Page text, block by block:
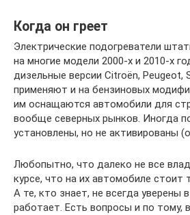
Когда он греет
Электрические подогреватели
на многие модели 2000-х и 2010-х
дизельные версии Citroёn, Peugeot,
применяют и на бензиновых
им оснащаются автомобили для
вообще северных рынков. Иногда
установлены, но не активированы
Любопытно, что далеко не все
курсе, что на их автомобиле стоит
А те, кто знает, не всегда уверены
работает. Есть вопросы и по тому,